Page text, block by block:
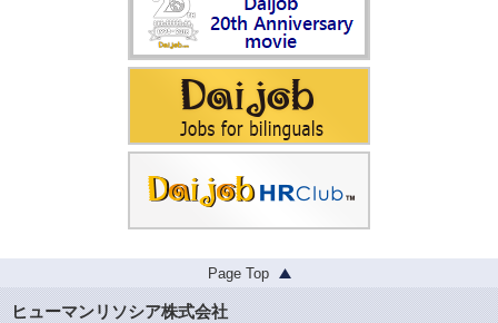
Page Top
ヒューマンリソシア株式会社